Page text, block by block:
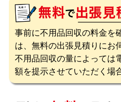
事前に不用品回収の料金を
は、無料の出張見積りにお
不用品回収の量によっては
額を提示させていただく場